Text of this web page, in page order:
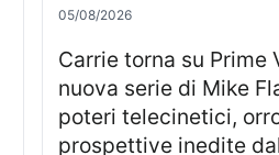
05/08/2026
Carrie torna su Prime Video con la
nuova serie di Mike
poteri telecinetici,
prospettive inedite